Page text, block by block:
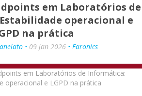
em Laboratórios de
operacional e
na prática
• 09 jan 2026• Faronics